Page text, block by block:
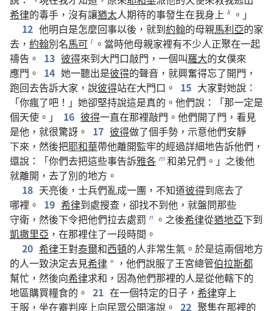
希律的毒手 ， 沒有讓猶太人期待的事發生在我身上 k 。」
12 他明白是怎麼回事以後 ， 就到約翰的母親馬利亞的家
去 ， 約翰別名馬可 l 。 當時他母親家裡有不少人正聚在一起
禱告 。 13 彼得來到大門口敲門 ， 一個叫羅大的女僕來
應門 。 14 她一聽出是彼得的聲音 ， 就興奮得忘了開門 ，
跑回去告訴大家 ， 說彼得站在大門口 。 15 大家對她說 ：
「你瘋了吧 ！」 她卻堅持說這是真的 。 他們說 ：「那一定是
個天使 。」 16 彼得一直在那裡敲門 。 他們開了門 ， 看見
是他 ， 就很驚訝 。 17 彼得做了個手勢 ， 示意他們安靜
下來 ， 然後把耶和華帶他離開監牢的經過詳細地告訴他們 ，
還說 ：「你們去把這些事告訴雅各 m 和弟兄們 。」 之後他
就離開 ， 去了別的地方 。
18 天亮後 ， 士兵們亂成一團 ， 不知道彼得到底去了
哪裡 。 19 希律到處搜查 ， 卻找不到他 ， 就盤問那些
守衛 ， 然後下令把他們拉去處罰 n 。 之後希律從猶地亞下到
凱撒里亞 ， 在那裡住了一段時間 。
20 希律王對泰爾和西頓的人非常生氣 。 於是這兩個地方
的人一致決定去見希律 * ， 他們說服了王宮總管伯拉斯都
幫忙 ， 然後向希律求和 ， 因為他們那裡的人是從他轄下的
地區購買糧食的 。 21 在一個特定的日子 ， 希律穿上
王服 ， 坐在審判座上向民眾公開演說 。 22 聚集在那裡的